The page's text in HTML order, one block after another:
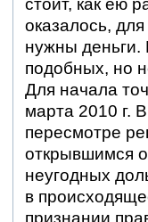
стоит, как ею
оказалось,
нужны деньги.
подобных, но
Для начала
марта 2010 г.
пересмотре
открывшимся
неугодных
в
признании